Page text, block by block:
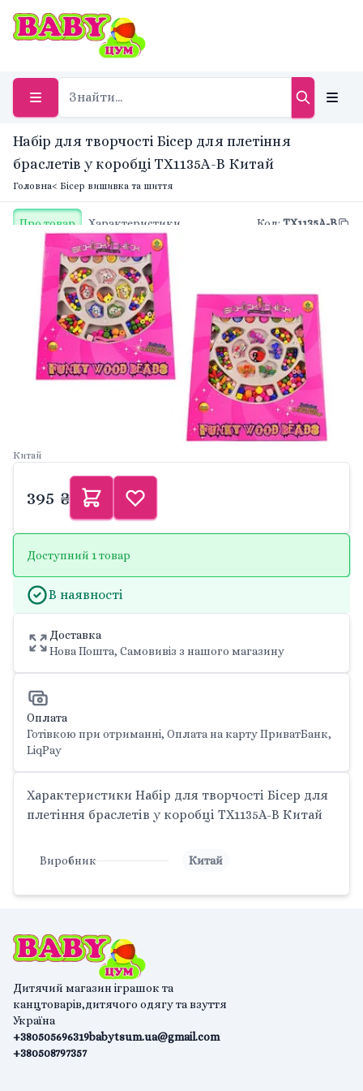
Набір для творчості Бісер для плетіння
браслетів у коробці TX1135A-B Китай
Головна< Бісер вишивка та шиття
Про товар Характеристики Код: TX1135A-B
Китай
395 ₴
Доступний 1 товар
В наявності
Доставка
Нова Пошта, Самовивіз з нашого магазину
Оплата
Готівкою при отриманні, Оплата на карту ПриватБанк,
LiqPay
Характеристики Набір для творчості Бісер для
плетіння браслетів у коробці TX1135A-B Китай
Виробник Китай
Дитячий магазин іграшок та
канцтоварів,дитячого одягу та взуття
Україна
+380505696319
+380508797357
babytsum.ua@gmail.com